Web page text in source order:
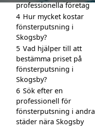
professionella företag
4 Hur mycket kostar
fönsterputsning i
Skogsby?
5 Vad hjälper till att
bestämma priset på
fönsterputsning i
Skogsby?
6 Sök efter en
professionell för
fönsterputsning i andra
städer nära Skogsby